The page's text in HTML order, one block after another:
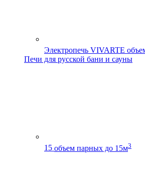
Электропечь VIVARTE
Печи для русской бани и сауны
15 объем парных до 15м3